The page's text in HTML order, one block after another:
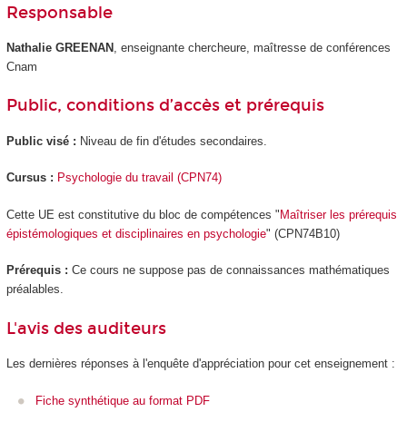
Responsable
Nathalie GREENAN , enseignante chercheure, maîtresse de conférences
Cnam
Public, conditions d’accès et prérequis
Public visé : Niveau de fin d'études secondaires.
Cursus : Psychologie du travail (CPN74)
Cette UE est constitutive du bloc de compétences " Maîtriser les prérequis
épistémologiques et disciplinaires en psychologie" (CPN74B10)
Prérequis : Ce cours ne suppose pas de connaissances mathématiques
préalables.
L'avis des auditeurs
Les dernières réponses à l'enquête d'appréciation pour cet enseignement :
Fiche synthétique au format PDF